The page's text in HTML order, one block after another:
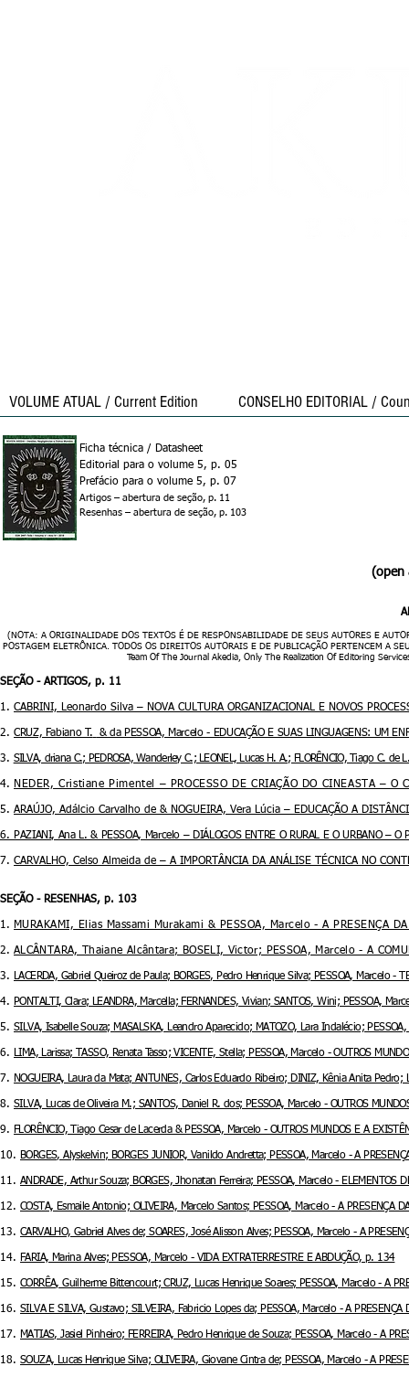
VOLUME ATUAL / Current Edition CONSELHO EDITORIAL /
Ficha técnica / Datasheet
Editorial para o volume 5, p. 05
Prefácio para o volume 5, p. 07
Artigos – abertura de seção, p. 11
Resenhas – abertura de seção, p. 103
(open
(NOTA: A ORIGINALIDADE DOS TEXTOS É DE RESPONSABILIDADE DE SEUS AUTORES E
POSTAGEM ELETRÔNICA. TODOS OS DIREITOS AUTORAIS E DE PUBLICAÇÃO PERTENCEM
Team Of The Journal Akedia, Only The Realization Of Editoring
SEÇÃO - ARTIGOS, p. 11
1. CABRINI, Leonardo Silva – NOVA CULTURA ORGANIZACIONAL E NOVOS
2. CRUZ, Fabiano T. & da PESSOA, Marcelo - EDUCAÇÃO E SUAS LINGUAGENS: UM
3. SILVA, driana C.; PEDROSA, Wanderley C.; LEONEL, Lucas H. A.; FLORÊNCIO, Tiago C. de
4. NEDER, Cristiane Pimentel – PROCESSO DE CRIAÇÃO DO CINEASTA – O
5. ARAÚJO, Adálcio Carvalho de & NOGUEIRA, Vera Lúcia – EDUCAÇÃO A
6. PAZIANI, Ana L. & PESSOA, Marcelo – DIÁLOGOS ENTRE O RURAL E O URBANO –
7. CARVALHO, Celso Almeida de – A IMPORTÂNCIA DA ANÁLISE TÉCNICA NO
SEÇÃO - RESENHAS, p. 103
1. MURAKAMI, Elias Massami Murakami & PESSOA, Marcelo - A PRESENÇA
2. ALCÂNTARA, Thaiane Alcântara; BOSELI, Victor; PESSOA, Marcelo - A
3. LACERDA, Gabriel Queiroz de Paula; BORGES, Pedro Henrique Silva; PESSOA, Marcelo -
4. PONTALTI, Clara; LEANDRA, Marcella; FERNANDES, Vivian; SANTOS, Wini; PESSOA,
5. SILVA, Isabelle Souza; MASALSKA, Leandro Aparecido; MATOZO, Lara Indalécio;
6. LIMA, Larissa; TASSO, Renata Tasso; VICENTE, Stella; PESSOA, Marcelo - OUTROS
7. NOGUEIRA, Laura da Mata; ANTUNES, Carlos Eduardo Ribeiro; DINIZ, Kênia Anita
8. SILVA, Lucas de Oliveira M.; SANTOS, Daniel R. dos; PESSOA, Marcelo - OUTROS
9. FLORÊNCIO, Tiago Cesar de Lacerda & PESSOA, Marcelo - OUTROS MUNDOS E A
10. BORGES, Alyskelvin; BORGES JUNIOR, Vanildo Andretta; PESSOA, Marcelo - A
11. ANDRADE, Arthur Souza; BORGES, Jhonatan Ferreira; PESSOA, Marcelo - ELEMENTOS
12. COSTA, Esmaile Antonio; OLIVEIRA, Marcelo Santos; PESSOA, Marcelo - A PRESENÇA
13. CARVALHO, Gabriel Alves de; SOARES, José Alisson Alves; PESSOA, Marcelo - A
14. FARIA, Marina Alves; PESSOA, Marcelo - VIDA EXTRATERRESTRE E ABDUÇÃO, p. 134
15. CORRÊA, Guilherme Bittencourt; CRUZ, Lucas Henrique Soares; PESSOA, Marcelo - A
16. SILVA E SILVA, Gustavo; SILVEIRA, Fabricio Lopes da; PESSOA, Marcelo - A PRESENÇA
17. MATIAS, Jasiel Pinheiro; FERREIRA, Pedro Henrique de Souza; PESSOA, Marcelo - A
18. SOUZA, Lucas Henrique Silva; OLIVEIRA, Giovane Cintra de; PESSOA, Marcelo - A